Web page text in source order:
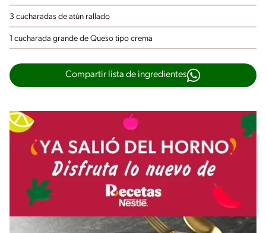
3 cucharadas de atún rallado
1 cucharada grande de Queso tipo crema
Compartir lista de ingredientes